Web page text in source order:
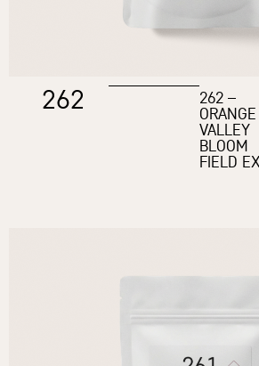
262 262 –
ORANGE
VALLEY
BLOOM
FIELD